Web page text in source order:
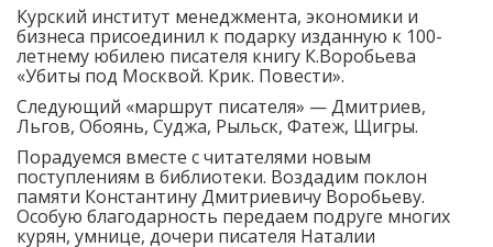
Курский институт менеджмента, экономики и
бизнеса присоединил к подарку изданную к 100-
летнему юбилею писателя книгу К.Воробьева
«Убиты под Москвой. Крик. Повести».
Следующий «маршрут писателя» — Дмитриев,
Льгов, Обоянь, Суджа, Рыльск, Фатеж, Щигры.
Порадуемся вместе с читателями новым
поступлениям в библиотеки. Воздадим поклон
памяти Константину Дмитриевичу Воробьеву.
Особую благодарность передаем подруге многих
курян, умнице, дочери писателя Наталии